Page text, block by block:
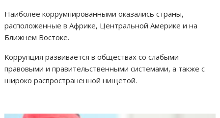
Наиболее коррумпированными оказались страны,
расположенные в Африке, Центральной Америке и на
Ближнем Востоке.
Коррупция развивается в обществах со слабыми
правовыми и правительственными системами, а также с
широко распространенной нищетой.